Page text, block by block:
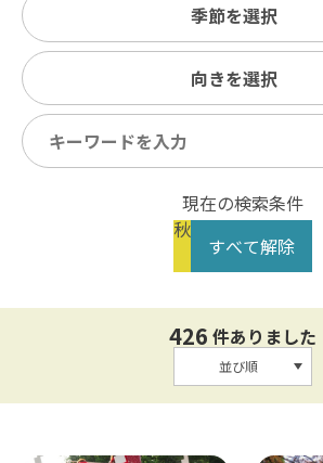
季節を選択
向きを選択
現在の検索条件
秋
すべて解除
426 件ありました
並び順